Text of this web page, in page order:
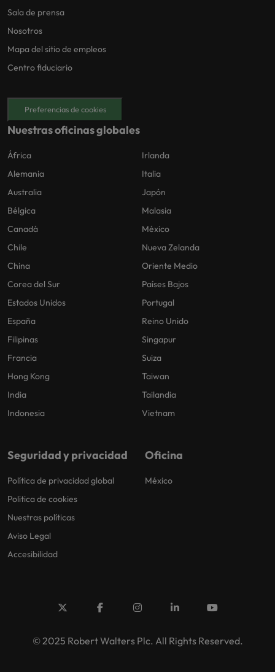
Sala de prensa
Nosotros
Mapa del sitio de empleos
Centro fiduciario
Preferencias de cookies
Nuestras oficinas globales
África
Alemania
Australia
Bélgica
Canadá
Chile
China
Corea del Sur
Estados Unidos
España
Filipinas
Francia
Hong Kong
India
Indonesia
Irlanda
Italia
Japón
Malasia
México
Nueva Zelanda
Oriente Medio
Países Bajos
Portugal
Reino Unido
Singapur
Suiza
Taiwan
Tailandia
Vietnam
Seguridad y privacidad
Política de privacidad global
Politica de cookies
Nuestras políticas
Aviso Legal
Accesibilidad
Oficina
México
© 2025 Robert Walters Plc. All Rights Reserved.